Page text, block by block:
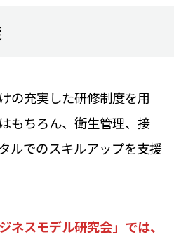
の充実した研修制度を用
もちろん、衛生管理、接
ルでのスキルアップを支援
ネスモデル研究会」では、